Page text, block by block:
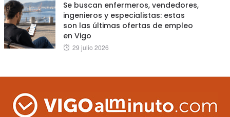
Se buscan enfermeros, vendedores,
ingenieros y especialistas: estas
son las últimas ofertas de empleo
en Vigo
Posted
29 julio 2026